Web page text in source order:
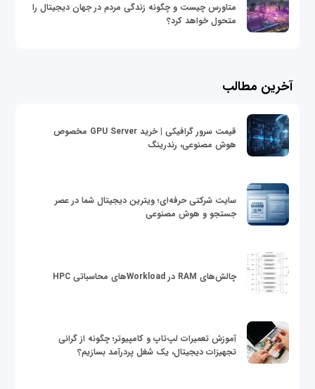
متاورس چیست و چگونه زندگی مردم در جهان دیجیتال را
متحول خواهد کرد؟
آخرین مطالب
قیمت سرور گرافیکی | خرید GPU Server مخصوص
هوش مصنوعی، رندرینگ
سایت شرکتی حرفه‌ای؛ ویترین دیجیتال شما در عصر
جستجو و هوش مصنوعی
چالش‌های RAM در Workloadهای محاسباتی HPC
آموزش تعمیرات لپ‌تاپ و کامپیوتر؛ چگونه از گرانی
تجهیزات دیجیتال، یک شغل پردرآمد بسازیم؟